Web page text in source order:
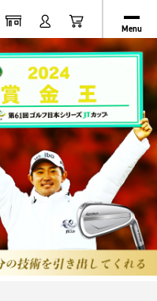
Menu